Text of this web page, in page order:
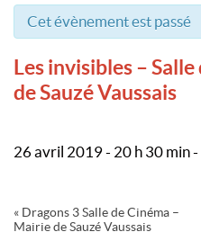
Cet évènement est passé
Les invisibles –
de Sauzé Vaussais
26 avril 2019 - 20 h 30 min-
Navigation
Évènement
« Dragons 3 Salle de Cinéma –
Mairie de Sauzé Vaussais